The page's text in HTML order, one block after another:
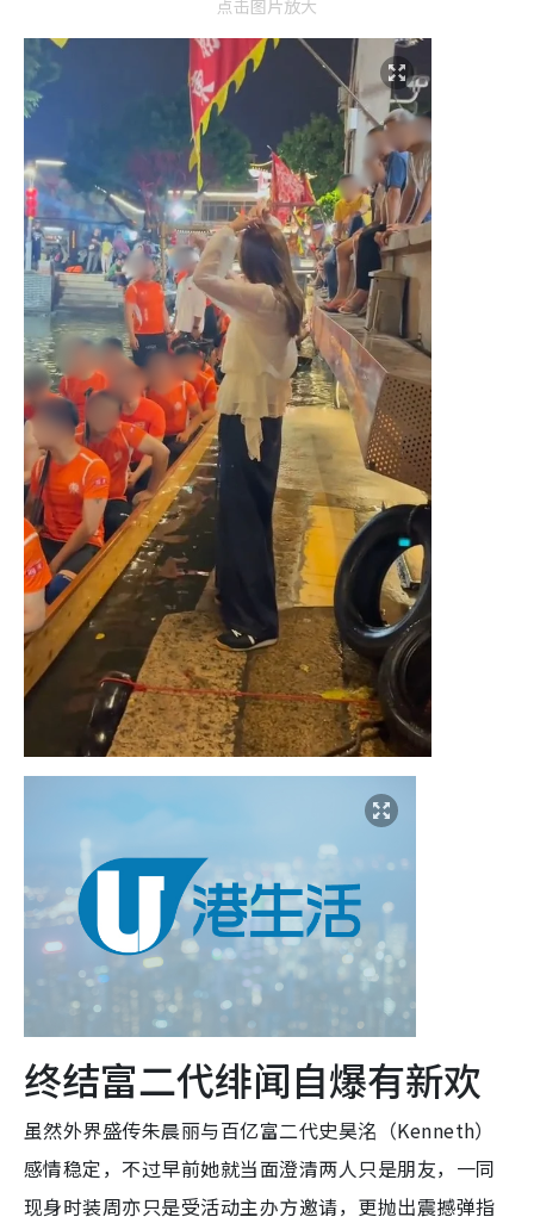
点击图片放大
终结富二代绯闻自爆有新欢
虽然外界盛传朱晨丽与百亿富二代史昊洺（Kenneth）
感情稳定，不过早前她就当面澄清两人只是朋友，一同
现身时装周亦只是受活动主办方邀请，更抛出震撼弹指